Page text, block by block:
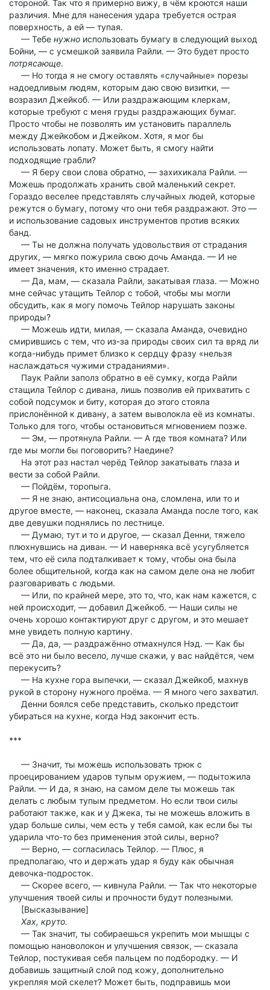
стороной. Так что я примерно вижу, в чём кроются наши
различия. Мне для нанесения удара требуется острая
поверхность, а ей — тупая.
— Тебе нужно использовать бумагу в следующий выход
Бойни, — с усмешкой заявила Райли. — Это будет просто
потрясающе.
— Но тогда я не смогу оставлять «случайные» порезы
надоедливым людям, которым даю свою визитки, —
возразил Джейкоб. — Или раздражающим клеркам,
которые требуют с меня груды раздражающих бумаг.
Просто чтобы не позволять им установить параллель
между Джейкобом и Джейком. Хотя, я мог бы
использовать лопату. Может быть, я смогу найти
подходящие грабли?
— Я беру свои слова обратно, — захихикала Райли. —
Можешь продолжать хранить свой маленький секрет.
Гораздо веселее представлять случайных людей, которые
режутся о бумагу, потому что они тебя раздражают. Это —
и использование садовых инструментов против всяких
банд.
— Ты не должна получать удовольствия от страдания
других, — мягко пожурила свою дочь Аманда. — И не
имеет значения, кто именно страдает.
— Да, мам, — сказала Райли, закатывая глаза. — Можно
мне сейчас утащить Тейлор с тобой, чтобы мы могли
обсудить, как я могу помочь Тейлор нарушать законы
природы?
— Можешь идти, милая, — сказала Аманда, очевидно
смирившись с тем, что из-за природы своих сил та вряд ли
когда-нибудь примет близко к сердцу фразу «нельзя
наслаждаться чужими страданиями».
Паук Райли заполз обратно в её сумку, когда Райли
стащила Тейлор с дивана, лишь позволив ей прихватить с
собой подсумок и биту, которая до этого стояла
прислонённой к дивану, а затем выволокла её из комнаты.
Только для того, чтобы остановиться мгновением позже.
— Эм, — протянула Райли. — А где твоя комната? Или
где мы могли бы поговорить? Наедине?
На этот раз настал черёд Тейлор закатывать глаза и
вести за собой Райли.
— Пойдём, торопыга.
— Я не знаю, антисоциальна она, сломлена, или то и
другое вместе, — наконец, сказала Аманда после того, как
две девушки поднялись по лестнице.
— Думаю, тут и то и другое, — сказал Денни, тяжело
плюхнувшись на диван. — И наверняка всё усугубляется
тем, что её сила подталкивает к тому, чтобы она была
более общительной, когда как на самом деле она не любит
разговаривать с людьми.
— Или, по крайней мере, это то, что, как нам кажется, с
ней происходит, — добавил Джейкоб. — Наши силы не
очень хорошо контактируют друг с другом, и это мешает
мне увидеть полную картину.
— Да, да, — раздражённо отмахнулся Нэд. — Как бы
всё это ни было весело, лучше скажи, у вас найдётся, чем
перекусить?
— На кухне гора выпечки, — сказал Джейкоб, махнув
рукой в сторону нужного проёма. — Я много чего захватил.
Денни боялся себе представить, сколько предстоит
убираться на кухне, когда Нэд закончит есть.
***
— Значит, ты можешь использовать трюк с
проецированием ударов тупым оружием, — подытожила
Райли. — И да, я знаю, на самом деле ты можешь так
делать с любым тупым предметом. Но если твои силы
работают также, как и у Джека, ты не можешь вложить в
удар больше силы, чем есть у тебя самой, как если бы ты
ударила что-то без применения этой силы, верно?
— Верно, — согласилась Тейлор. — Плюс, я
предполагаю, что и держать удар я буду как обычная
девочка-подросток.
— Скорее всего, — кивнула Райли. — Так что некоторые
улучшения твоей силы и прочности будут полезными.
[Высказывание]
Хах, круто.
— Так значит, ты собираешься укрепить мои мышцы с
помощью нановолокон и улучшения связок, — сказала
Тейлор, постукивая себя пальцем по подбородку. — И
добавишь защитный слой под кожу, дополнительно
укрепляя мой скелет? Может быть, подправишь мои